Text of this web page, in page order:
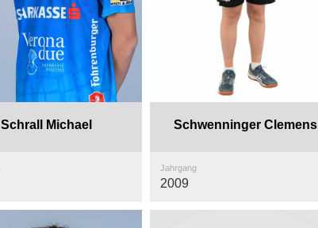
Schrall Michael Schwenninger Clemens
Jahrgang
2009